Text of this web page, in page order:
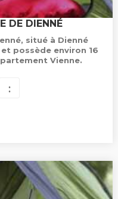
DE DIENNÉ
situé à Dienné
possède environ 16
Vienne.